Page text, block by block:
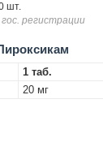
шт.
регистрации
1 таб.
20 мг